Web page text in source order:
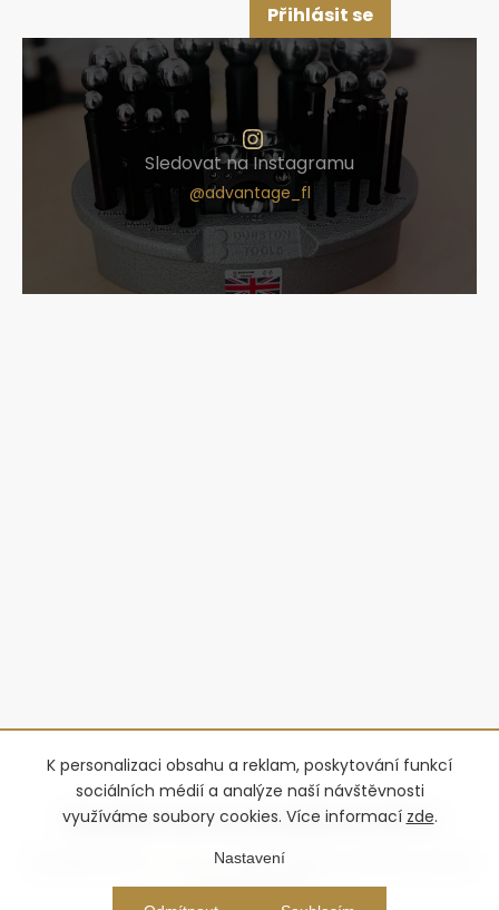
K personalizaci obsahu a reklam, poskytování funkcí
sociálních médií a analýze naší návštěvnosti
využíváme soubory cookies. Více informací zde.
Nastavení
Přihlásit se
Sledovat na Instagramu
Vytvořil Shoptet Premium
Advantage-fl. Všechna práva vyhrazena.
nastavení cookies